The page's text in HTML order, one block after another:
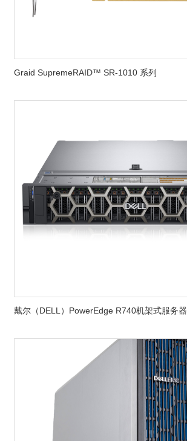
Graid SupremeRAID™ SR-1010 系列
戴尔（DELL）PowerEdge R740机架式服务器